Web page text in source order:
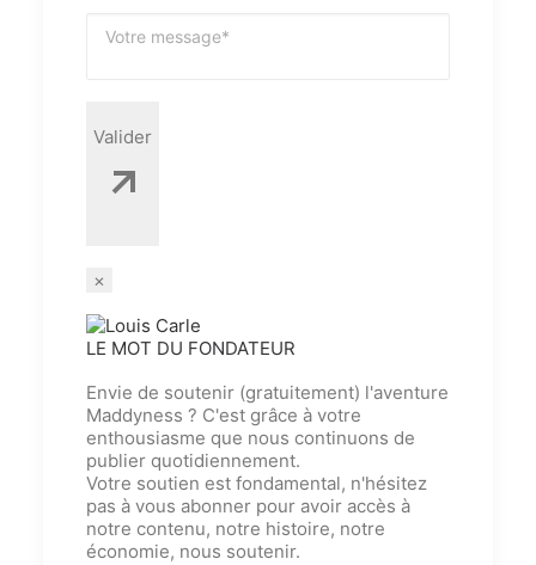
Valider
×
LE MOT DU FONDATEUR
Envie de soutenir (gratuitement) l'aventure
Maddyness ? C'est grâce à votre
enthousiasme que nous continuons de
publier quotidiennement.
Votre soutien est fondamental, n'hésitez
pas à vous abonner pour avoir accès à
notre contenu, notre histoire, notre
économie, nous soutenir.